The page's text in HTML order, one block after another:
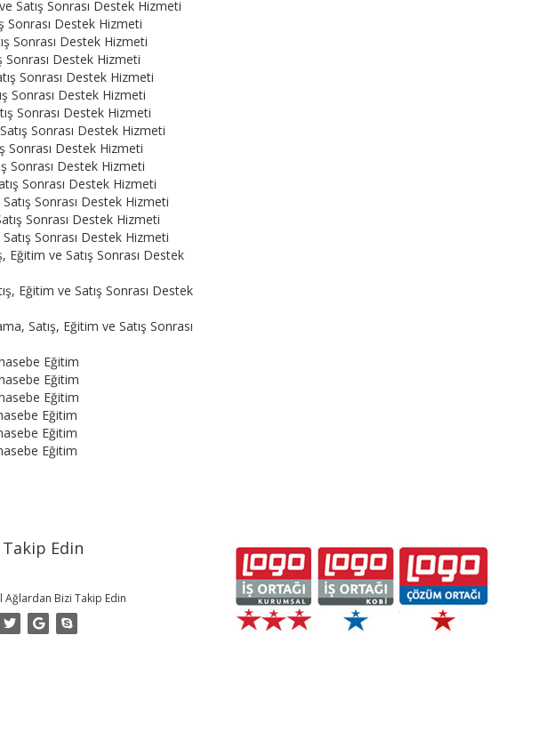
Satış Sonrası Destek Hizmeti
Sonrası Destek Hizmeti
Sonrası Destek Hizmeti
Sonrası Destek Hizmeti
Sonrası Destek Hizmeti
Sonrası Destek Hizmeti
Sonrası Destek Hizmeti
Sonrası Destek Hizmeti
Sonrası Destek Hizmeti
Sonrası Destek Hizmeti
Sonrası Destek Hizmeti
Sonrası Destek Hizmeti
Sonrası Destek Hizmeti
Sonrası Destek Hizmeti
ve Satış Sonrası Destek
Eğitim ve Satış Sonrası Destek
Satış, Eğitim ve Satış Sonrası
Eğitim
Eğitim
Eğitim
Eğitim
Eğitim
Eğitim
Edin
Ağlardan Bizi Takip Edin